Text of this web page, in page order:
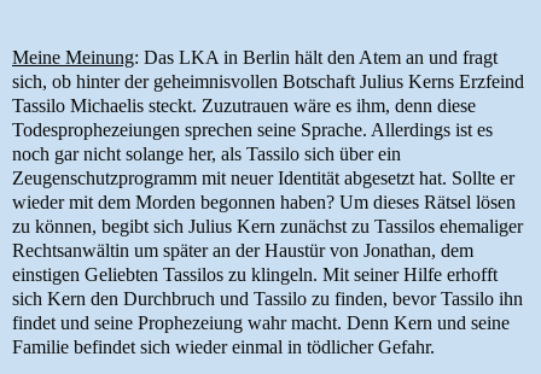
Meine Meinung: Das LKA in Berlin hält den Atem an und fragt
sich, ob hinter der geheimnisvollen Botschaft Julius Kerns Erzfeind
Tassilo Michaelis steckt. Zuzutrauen wäre es ihm, denn diese
Todesprophezeiungen sprechen seine Sprache. Allerdings ist es
noch gar nicht solange her, als Tassilo sich über ein
Zeugenschutzprogramm mit neuer Identität abgesetzt hat. Sollte er
wieder mit dem Morden begonnen haben? Um dieses Rätsel lösen
zu können, begibt sich Julius Kern zunächst zu Tassilos ehemaliger
Rechtsanwältin um später an der Haustür von Jonathan, dem
einstigen Geliebten Tassilos zu klingeln. Mit seiner Hilfe erhofft
sich Kern den Durchbruch und Tassilo zu finden, bevor Tassilo ihn
findet und seine Prophezeiung wahr macht. Denn Kern und seine
Familie befindet sich wieder einmal in tödlicher Gefahr.